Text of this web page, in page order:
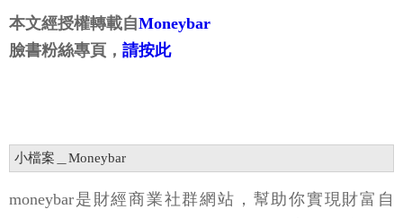
本文經授權轉載自Moneybar
臉書粉絲專頁， 請按此
小檔案＿Moneybar
moneybar是財經商業社群網站，幫助你實現財富自